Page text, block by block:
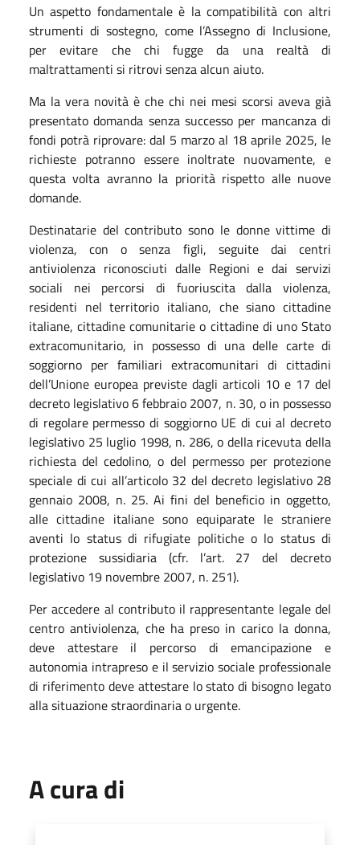
Un aspetto fondamentale è la compatibilità con altri
strumenti di sostegno, come l’Assegno di Inclusione,
per evitare che chi fugge da una realtà di
maltrattamenti si ritrovi senza alcun aiuto.
Ma la vera novità è che chi nei mesi scorsi aveva già
presentato domanda senza successo per mancanza di
fondi potrà riprovare: dal 5 marzo al 18 aprile 2025, le
richieste potranno essere inoltrate nuovamente, e
questa volta avranno la priorità rispetto alle nuove
domande.
Destinatarie del contributo sono le donne vittime di
violenza, con o senza figli, seguite dai centri
antiviolenza riconosciuti dalle Regioni e dai servizi
sociali nei percorsi di fuoriuscita dalla violenza,
residenti nel territorio italiano, che siano cittadine
italiane, cittadine comunitarie o cittadine di uno Stato
extracomunitario, in possesso di una delle carte di
soggiorno per familiari extracomunitari di cittadini
dell’Unione europea previste dagli articoli 10 e 17 del
decreto legislativo 6 febbraio 2007, n. 30, o in possesso
di regolare permesso di soggiorno UE di cui al decreto
legislativo 25 luglio 1998, n. 286, o della ricevuta della
richiesta del cedolino, o del permesso per protezione
speciale di cui all’articolo 32 del decreto legislativo 28
gennaio 2008, n. 25. Ai fini del beneficio in oggetto,
alle cittadine italiane sono equiparate le straniere
aventi lo status di rifugiate politiche o lo status di
protezione sussidiaria (cfr. l’art. 27 del decreto
legislativo 19 novembre 2007, n. 251).
Per accedere al contributo il rappresentante legale del
centro antiviolenza, che ha preso in carico la donna,
deve attestare il percorso di emancipazione e
autonomia intrapreso e il servizio sociale professionale
di riferimento deve attestare lo stato di bisogno legato
alla situazione straordinaria o urgente.
A cura di